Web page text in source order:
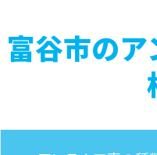
富谷市の